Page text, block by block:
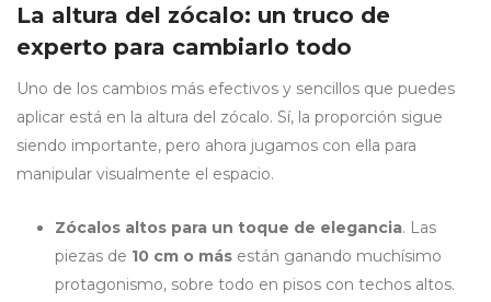
La altura del zócalo: un truco de
experto para cambiarlo todo
Uno de los cambios más efectivos y sencillos que puedes
aplicar está en la altura del zócalo. Sí, la proporción sigue
siendo importante, pero ahora jugamos con ella para
manipular visualmente el espacio.
Zócalos altos para un toque de elegancia. Las
piezas de 10 cm o más están ganando muchísimo
protagonismo, sobre todo en pisos con techos altos.